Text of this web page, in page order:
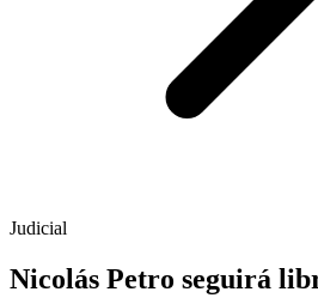
Judicial
Nicolás Petro seguirá